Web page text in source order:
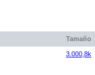
Tamaño
3.000,8k